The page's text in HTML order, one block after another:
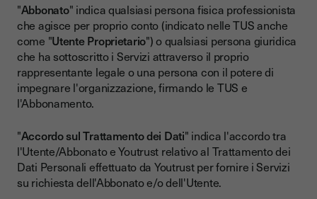
"Abbonato" indica qualsiasi persona fisica professionista
che agisce per proprio conto (indicato nelle TUS anche
come "Utente Proprietario") o qualsiasi persona giuridica
che ha sottoscritto i Servizi attraverso il proprio
rappresentante legale o una persona con il potere di
impegnare l'organizzazione, firmando le TUS e
l'Abbonamento.
"Accordo sul Trattamento dei Dati" indica l'accordo tra
l'Utente/Abbonato e Youtrust relativo al Trattamento dei
Dati Personali effettuato da Youtrust per fornire i Servizi
su richiesta dell'Abbonato e/o dell'Utente.